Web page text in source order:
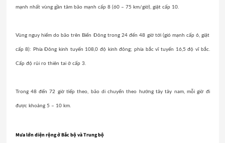
mạnh nhất vùng gần tâm bão mạnh cấp 8 (60 – 75 km/giờ), giật cấp 10.
Vùng nguy hiểm do bão trên Biển Đông trong 24 đến 48 giờ tới (gió mạnh cấp 6, giật
cấp 8): Phía Đông kinh tuyến 108,0 độ kinh đông; phía bắc vĩ tuyến 16,5 độ vĩ bắc.
Cấp độ rủi ro thiên tai ở cấp 3.
Trong 48 đến 72 giờ tiếp theo, bão di chuyển theo hướng tây tây nam, mỗi giờ đi
được khoảng 5 – 10 km.
Mưa lớn diện rộng ở Bắc bộ và Trung bộ